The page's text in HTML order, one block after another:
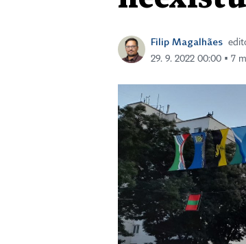
Filip Magalhães
29. 9. 2022 00:00 ▪ 7